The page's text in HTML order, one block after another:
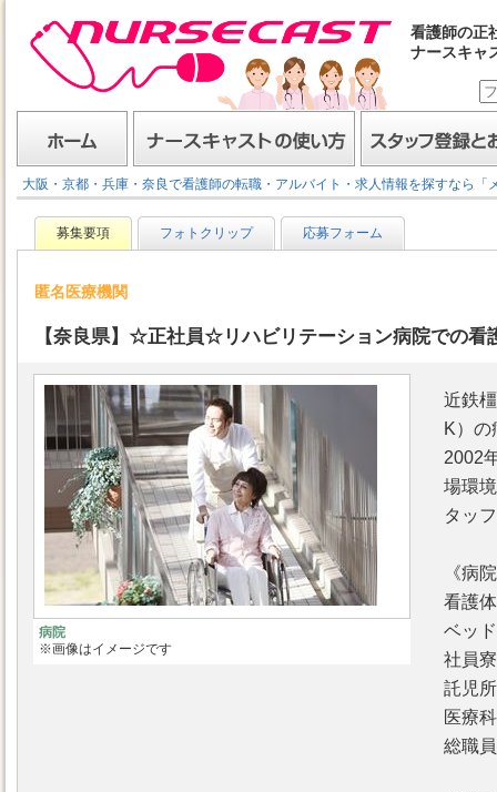
看護師の正
ナースキャ
ホーム ナースキャストの使い方 スタッフ登録とお仕
大阪・京都・兵庫・奈良で看護師の転職・アルバイト・求人情報を探すなら「
募集要項 フォトクリップ 応募フォーム
匿名医療機関
【奈良県】☆正社員☆リハビリテーション病院での看
病院
※画像はイメージです
近鉄
K）の
2002
場環
タッ
《病
看護
ベッ
社員
託児
医療
総職